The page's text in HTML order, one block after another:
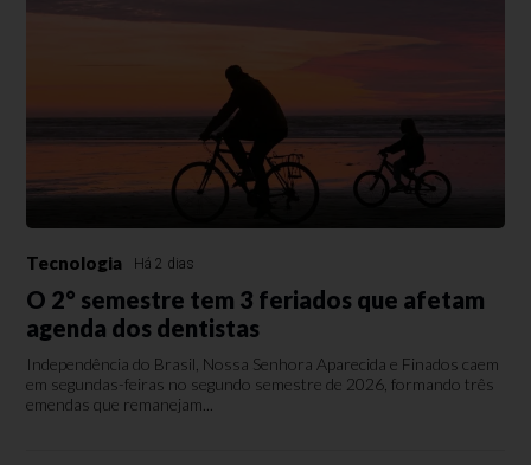
Tecnologia Há 2 dias
O 2° semestre tem 3 feriados que afetam
agenda dos dentistas
Independência do Brasil, Nossa Senhora Aparecida e Finados caem
em segundas-feiras no segundo semestre de 2026, formando três
emendas que remanejam...